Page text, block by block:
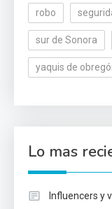
robo
sur de Sonora
yaquis de
Lo mas
Influencers y